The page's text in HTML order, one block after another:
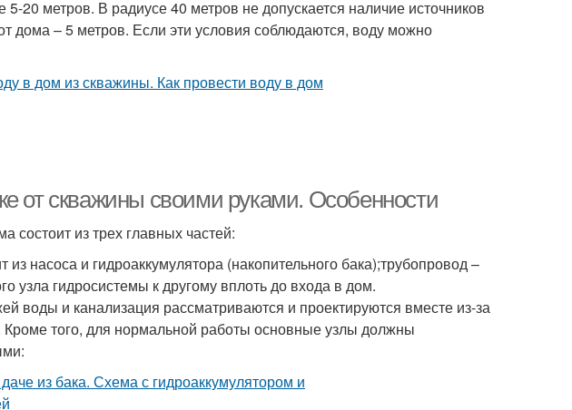
20 метров. В радиусе 40 метров не допускается наличие источников
дома – 5 метров. Если эти условия соблюдаются, воду можно
от скважины своими руками. Особенности
состоит из трех главных частей:
из насоса и гидроаккумулятора (накопительного бака);трубопровод –
узла гидросистемы к другому вплоть до входа в дом.
воды и канализация рассматриваются и проектируются вместе из-за
Кроме того, для нормальной работы основные узлы должны